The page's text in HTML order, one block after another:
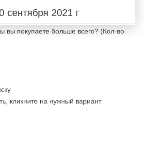
сентября 2021 г
вы покупаете больше всего? (Кол-во
кликните на нужный вариант